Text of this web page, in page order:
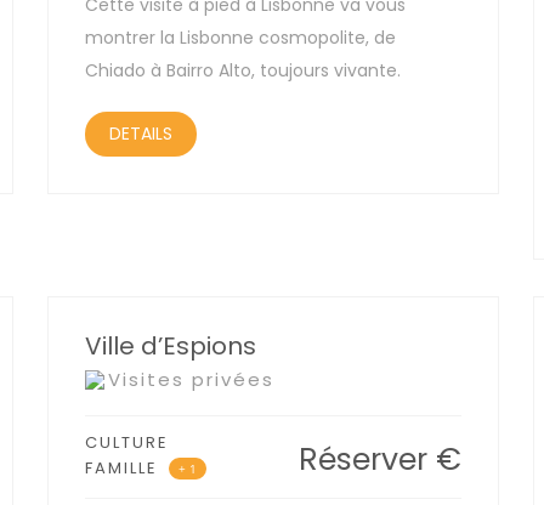
Cette visite à pied à Lisbonne va vous
montrer la Lisbonne cosmopolite, de
Chiado à Bairro Alto, toujours vivante.
DETAILS
Ville d’Espions
Visites privées
CULTURE
FAMILLE
+ 1 Réserver €